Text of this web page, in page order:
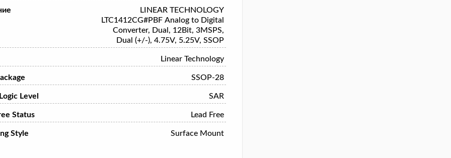
LINEAR TECHNOLOGY
LTC1412CG#PBF Analog to Digital
Converter, Dual, 12Bit, 3MSPS,
Dual (+/-), 4.75V, 5.25V, SSOP
Linear Technology
SSOP-28
Level SAR
Status Lead Free
Style Surface Mount